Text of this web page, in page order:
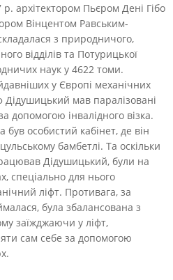
архітектором Пьєром Дені Гібо
Вінцентом Равським-
з природничого,
відділів та Потурицької
наук у 4622 томи.
у Європі механічних
Дідушицький мав паралізовані
допомогою інвалідного візка.
особистий кабінет, де він
бамбетлі. Та оскільки
Дідушицький, були на
спеціально для нього
ліфт. Противага, за
була збалансована з
заїжджаючи у ліфт,
сам себе за допомогою